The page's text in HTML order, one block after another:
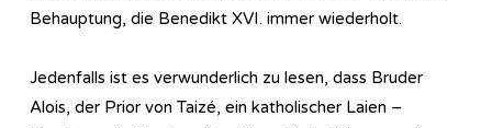
Behauptung, die Benedikt XVI. immer wiederholt.
Jedenfalls ist es verwunderlich zu lesen, dass Bruder
Alois, der Prior von Taizé, ein katholischer Laien –